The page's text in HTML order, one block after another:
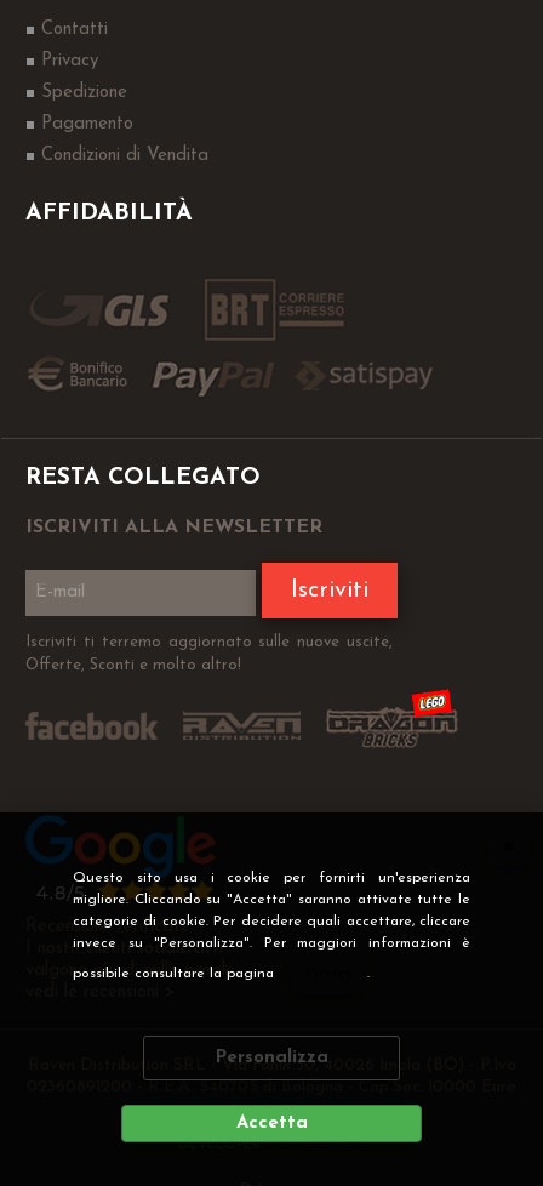
Questo sito usa i cookie per fornirti un'esperienza
migliore. Cliccando su "Accetta" saranno attivate tutte le
categorie di cookie. Per decidere quali accettare, cliccare
invece su "Personalizza". Per maggiori informazioni è
possibile consultare la pagina .
Personalizza
Accetta
Contatti
Privacy
Spedizione
Pagamento
Condizioni di Vendita
AFFIDABILITÀ
RESTA COLLEGATO
ISCRIVITI ALLA NEWSLETTER
Iscriviti
Iscriviti ti terremo aggiornato sulle nuove uscite,
Offerte, Sconti e molto altro!
Recensioni Verificate
I nostri clienti soddisfatti
valgono più di mille parole
Raven Distribution SRL - Via Fanin 30, 40026 Imola (BO) - P.Iva
i.v
DEVELOPERCREATIVE WEB